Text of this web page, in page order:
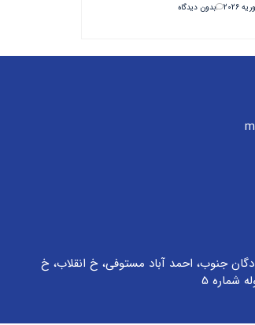
بدون دیدگاه
جنوب، احمد آباد مستوفی، خ انقلاب، خ
شماره 5